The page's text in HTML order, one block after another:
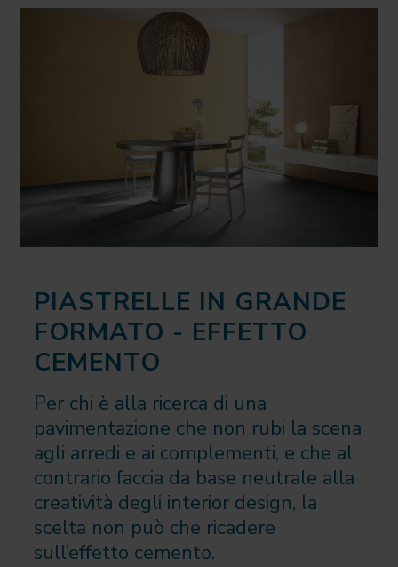
PIASTRELLE IN GRANDE
FORMATO - EFFETTO
CEMENTO
Per chi è alla ricerca di una
pavimentazione che non rubi la scena
agli arredi e ai complementi, e che al
contrario faccia da base neutrale alla
creatività degli interior design, la
scelta non può che ricadere
sull’effetto cemento.